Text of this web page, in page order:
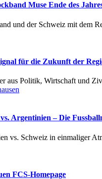
Muse Ende des
und der Schweiz mit dem
für die Zukunft der
aus Politik, Wirtschaft und
Argentinien – Die
vs. Schweiz in einmaliger
FCS-Homepage